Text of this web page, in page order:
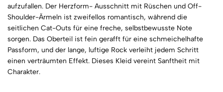
aufzufallen. Der Herzform- Ausschnitt mit Rüschen und Off-
Shoulder-Ärmeln ist zweifellos romantisch, während die
seitlichen Cat-Outs für eine freche, selbstbewusste Note
sorgen. Das Oberteil ist fein gerafft für eine schmeichelhafte
Passform, und der lange, luftige Rock verleiht jedem Schritt
einen verträumten Effekt. Dieses Kleid vereint Sanftheit mit
Charakter.